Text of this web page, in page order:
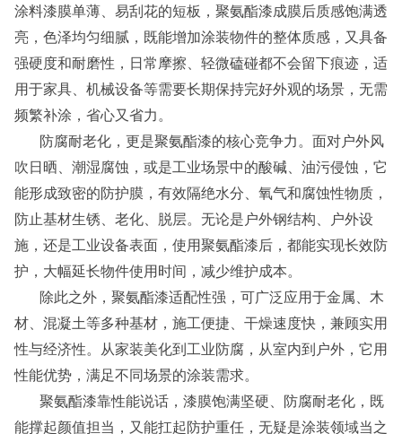
涂料漆膜单薄、易刮花的短板，聚氨酯漆成膜后质感饱满透
亮，色泽均匀细腻，既能增加涂装物件的整体质感，又具备
强硬度和耐磨性，日常摩擦、轻微磕碰都不会留下痕迹，适
用于家具、机械设备等需要长期保持完好外观的场景，无需
频繁补涂，省心又省力。
防腐耐老化，更是聚氨酯漆的核心竞争力。面对户外风
吹日晒、潮湿腐蚀，或是工业场景中的酸碱、油污侵蚀，它
能形成致密的防护膜，有效隔绝水分、氧气和腐蚀性物质，
防止基材生锈、老化、脱层。无论是户外钢结构、户外设
施，还是工业设备表面，使用聚氨酯漆后，都能实现长效防
护，大幅延长物件使用时间，减少维护成本。
除此之外，聚氨酯漆适配性强，可广泛应用于金属、木
材、混凝土等多种基材，施工便捷、干燥速度快，兼顾实用
性与经济性。从家装美化到工业防腐，从室内到户外，它用
性能优势，满足不同场景的涂装需求。
聚氨酯漆靠性能说话，漆膜饱满坚硬、防腐耐老化，既
能撑起颜值担当，又能扛起防护重任，无疑是涂装领域当之